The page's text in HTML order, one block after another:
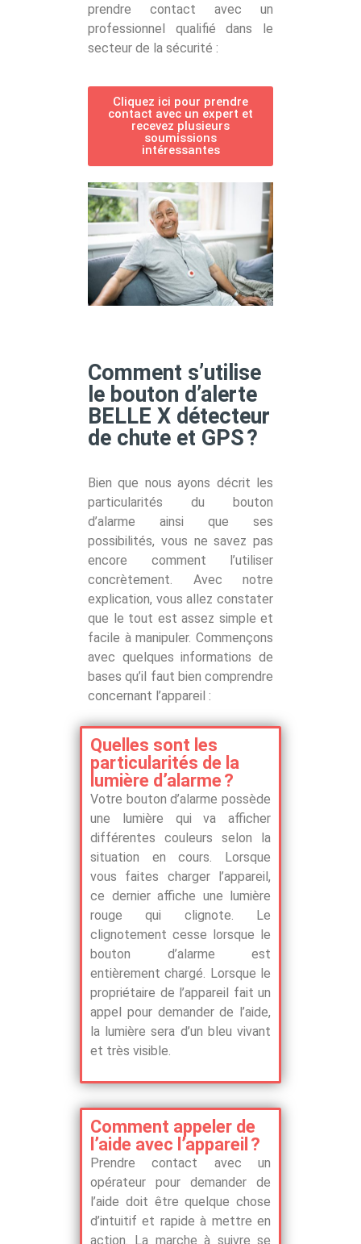
prendre contact avec un
professionnel qualifié dans le
secteur de la sécurité :
Cliquez ici pour prendre
contact avec un expert et
recevez plusieurs
soumissions
intéressantes
Comment s’utilise
le bouton d’alerte
BELLE X détecteur
de chute et GPS ?
Bien que nous ayons décrit les
particularités du bouton
d’alarme ainsi que ses
possibilités, vous ne savez pas
encore comment l’utiliser
concrètement. Avec notre
explication, vous allez constater
que le tout est assez simple et
facile à manipuler. Commençons
avec quelques informations de
bases qu’il faut bien comprendre
concernant l’appareil :
Quelles sont les
particularités de la
lumière d’alarme ?
Votre bouton d’alarme possède
une lumière qui va afficher
différentes couleurs selon la
situation en cours. Lorsque
vous faites charger l’appareil,
ce dernier affiche une lumière
rouge qui clignote. Le
clignotement cesse lorsque le
bouton d’alarme est
entièrement chargé. Lorsque le
propriétaire de l’appareil fait un
appel pour demander de l’aide,
la lumière sera d’un bleu vivant
et très visible.
Comment appeler de
l’aide avec l’appareil ?
Prendre contact avec un
opérateur pour demander de
l’aide doit être quelque chose
d’intuitif et rapide à mettre en
action. La marche à suivre se